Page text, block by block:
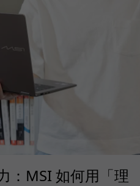
：MSI 如何用「理